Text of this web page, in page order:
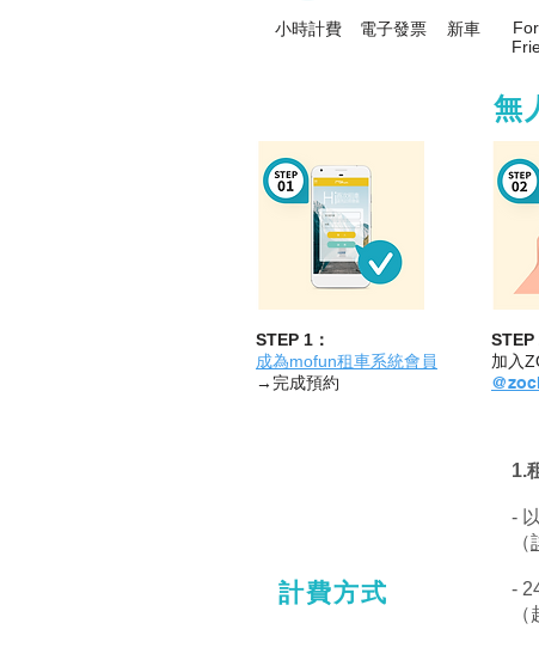
桃園火車站租機車、桃園火車站租機車dcard、桃園火車站租機車ptt、桃園火車站租機車價格、桃園
gogoro、桃園月租機車、桃園火車站租機車推薦、桃園租機車ptt、桃園租機車一天多少錢、中壢租機車
桃園火車站租機車、桃園火車站租機車dcard、桃園火車站租機車ptt、桃園火車站租機車價格、桃園
租機車價格、桃園租機車dcard、桃園租機車推薦、桃園機車出租、桃園租機車gogoro、桃園月租機
桃園火車站租機車、桃園火車站租機車dcard、桃園火車站租機車ptt、桃園火車站租機車價格、桃
租機車價格、桃園租機車dcard、桃園租機車推薦、桃園機車出租、桃園租機車gogoro、桃園月租
gogoro、桃園月租機車、桃園火車站租機車推薦、桃園租機車ptt、桃園租機車一天多少錢、中壢租機
桃園、火車站、機車、桃園市、租車、桃園區、03、FB、IG、休旅車、周邊、平鎮、後站、接駁
車推薦、桃園機車出租、桃園租機車gogoro、桃園月租機車、桃園火車站租機車推薦、桃園租機
gogoro、中壢、天多、少錢、月租、出租、桃園火車站租機車、桃園火車站租機車dcard、桃園火
桃園、火車站、機車、桃園市、租車、桃園區、03、FB、IG、休旅車、周邊、平鎮、後站、接駁
車推薦、桃園機車出租、桃園租機車gogoro、桃園月租機車、桃園火車站租機車推薦、桃園租機
gogoro、中壢、天多、少錢、月租、出租、桃園火車站租機車、桃園火車站租機車dcard、桃園火
無
STEP 1：
成為mofun租車系統會員
→完成預約
STEP
加入
小時計費 電子發票 新車
計費方式
1.
-
（
-